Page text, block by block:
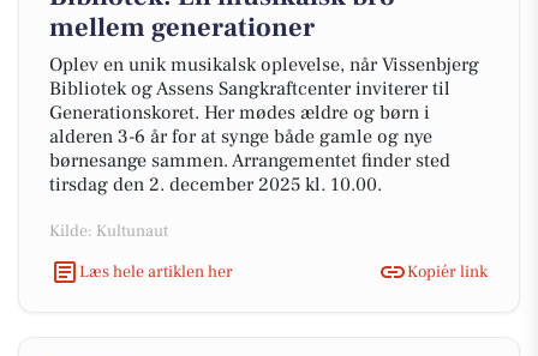
mellem generationer
Oplev en unik musikalsk oplevelse, når Vissenbjerg
Bibliotek og Assens Sangkraftcenter inviterer til
Generationskoret. Her mødes ældre og børn i
alderen 3-6 år for at synge både gamle og nye
børnesange sammen. Arrangementet finder sted
tirsdag den 2. december 2025 kl. 10.00.
Kilde: Kultunaut
Læs hele artiklen her
Kopiér link